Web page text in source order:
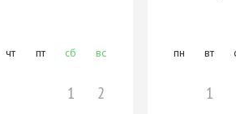
чт пт сб вс
1
2
пн вт
1